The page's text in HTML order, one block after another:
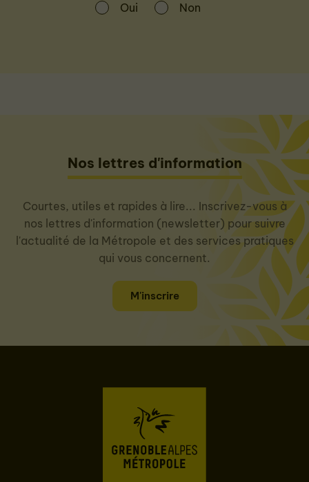
Oui
Non
Nos lettres d'information
Courtes, utiles et rapides à lire... Inscrivez-vous à
nos lettres d'information (newsletter) pour suivre
l'actualité de la Métropole et des services pratiques
qui vous concernent.
M'inscrire